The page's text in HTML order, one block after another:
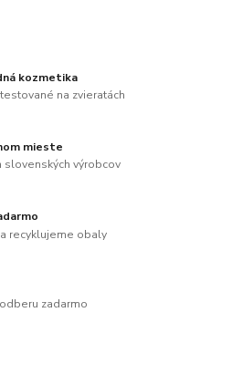
kozmetika
na zvieratách
mieste
slovenských výrobcov
recyklujeme obaly
zadarmo